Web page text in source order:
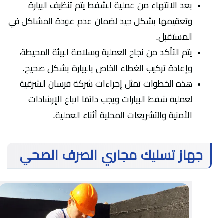
بعد الانتهاء من عملية الشفط يتم تنظيف البيارة
وتعقيمها بشكل جيد لضمان عدم عودة المشاكل في
المستقبل.
يتم التأكد من نجاح العملية وسلامة البيئة المحيطة،
وإعادة تركيب الغطاء الخاص بالبيارة بشكل صحيح.
هذه الخطوات تمثل إجراءات شركة فرسان الشرقية
لعملية شفط البيارات ويجب دائمًا اتباع الإرشادات
الأمنية والتشريعات المحلية أثناء العملية.
جهاز تسليك مجاري الصرف الصحي